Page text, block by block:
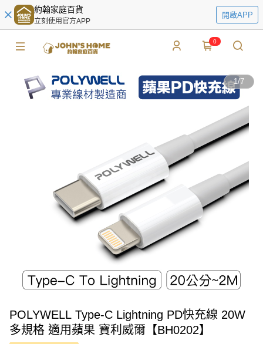
約翰家庭百貨
立刻使用官方APP
開啟APP
0
1/7
POLYWELL Type-C Lightning PD快充線 20W
多規格 適用蘋果 寶利威爾【BH0202】